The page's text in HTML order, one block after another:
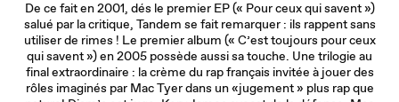
De ce fait en 2001, dés le premier EP (« Pour ceux qui savent »)
salué par la critique, Tandem se fait remarquer : ils rappent sans
utiliser de rimes ! Le premier album (« C’est toujours pour ceux
qui savent ») en 2005 possède aussi sa touche. Une trilogie au
final extraordinaire : la crème du rap français invitée à jouer des
rôles imaginés par Mac Tyer dans un «jugement » plus rap que